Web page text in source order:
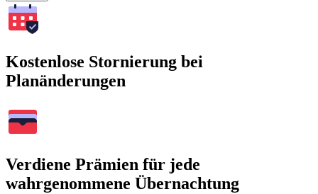
Kostenlose Stornierung bei
Planänderungen
Verdiene Prämien für jede
wahrgenommene Übernachtung